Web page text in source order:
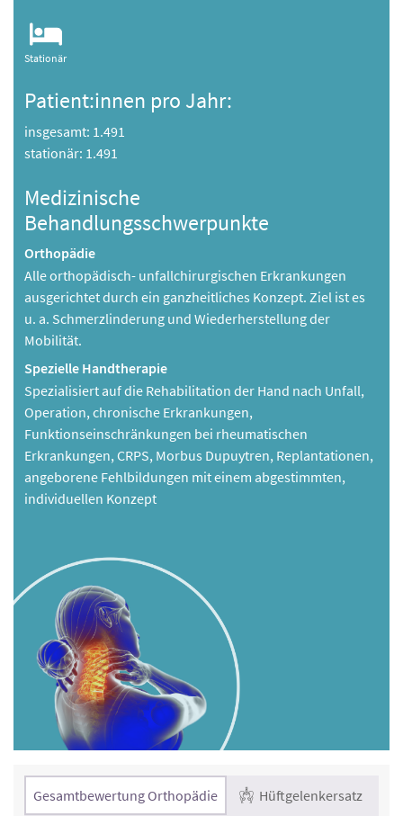
Stationär
Patient:innen pro Jahr:
insgesamt: 1.491
stationär: 1.491
Medizinische
Behandlungsschwerpunkte
Orthopädie
Alle orthopädisch- unfallchirurgischen Erkrankungen
ausgerichtet durch ein ganzheitliches Konzept. Ziel ist es
u. a. Schmerzlinderung und Wiederherstellung der
Mobilität.
Spezielle Handtherapie
Spezialisiert auf die Rehabilitation der Hand nach Unfall,
Operation, chronische Erkrankungen,
Funktionseinschränkungen bei rheumatischen
Erkrankungen, CRPS, Morbus Dupuytren, Replantationen,
angeborene Fehlbildungen mit einem abgestimmten,
individuellen Konzept
Gesamtbewertung Orthopädie Hüftgelenkersatz